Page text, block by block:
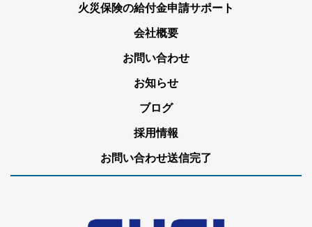
火災保険の給付金申請サポート
会社概要
お問い合わせ
お知らせ
ブログ
採用情報
お問い合わせ送信完了